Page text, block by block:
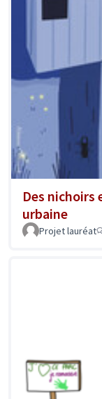
Des nichoirs
urbaine
Projet lauréat